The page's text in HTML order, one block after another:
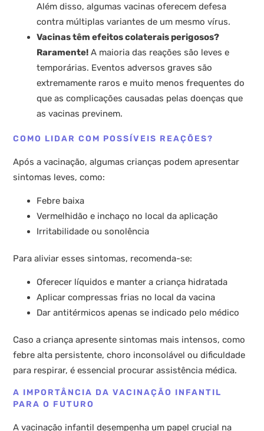
Além disso, algumas vacinas oferecem defesa
contra múltiplas variantes de um mesmo vírus.
Vacinas têm efeitos colaterais perigosos?
Raramente! A maioria das reações são leves e
temporárias. Eventos adversos graves são
extremamente raros e muito menos frequentes do
que as complicações causadas pelas doenças que
as vacinas previnem.
COMO LIDAR COM POSSÍVEIS REAÇÕES?
Após a vacinação, algumas crianças podem apresentar
sintomas leves, como:
Febre baixa
Vermelhidão e inchaço no local da aplicação
Irritabilidade ou sonolência
Para aliviar esses sintomas, recomenda-se:
Oferecer líquidos e manter a criança hidratada
Aplicar compressas frias no local da vacina
Dar antitérmicos apenas se indicado pelo médico
Caso a criança apresente sintomas mais intensos, como
febre alta persistente, choro inconsolável ou dificuldade
para respirar, é essencial procurar assistência médica.
A IMPORTÂNCIA DA VACINAÇÃO INFANTIL
PARA O FUTURO
A vacinação infantil desempenha um papel crucial na